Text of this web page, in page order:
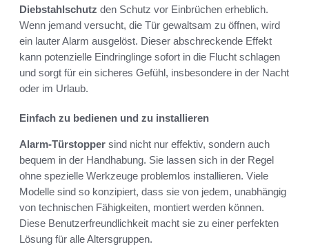
Diebstahlschutz den Schutz vor Einbrüchen erheblich.
Wenn jemand versucht, die Tür gewaltsam zu öffnen, wird
ein lauter Alarm ausgelöst. Dieser abschreckende Effekt
kann potenzielle Eindringlinge sofort in die Flucht schlagen
und sorgt für ein sicheres Gefühl, insbesondere in der Nacht
oder im Urlaub.
Einfach zu bedienen und zu installieren
Alarm-Türstopper sind nicht nur effektiv, sondern auch
bequem in der Handhabung. Sie lassen sich in der Regel
ohne spezielle Werkzeuge problemlos installieren. Viele
Modelle sind so konzipiert, dass sie von jedem, unabhängig
von technischen Fähigkeiten, montiert werden können.
Diese Benutzerfreundlichkeit macht sie zu einer perfekten
Lösung für alle Altersgruppen.